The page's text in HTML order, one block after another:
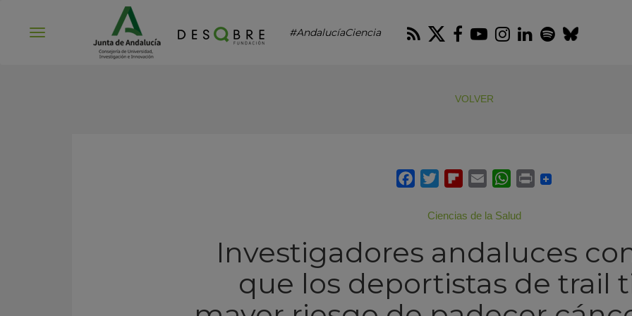
#AndalucíaCiencia RSS Twitter
Facebook
Youtube
Instagram
LinkedIn
Spotify
Bluesky
VOLVER
Ciencias de la Salud
Investigadores andaluces
que los deportistas de trail